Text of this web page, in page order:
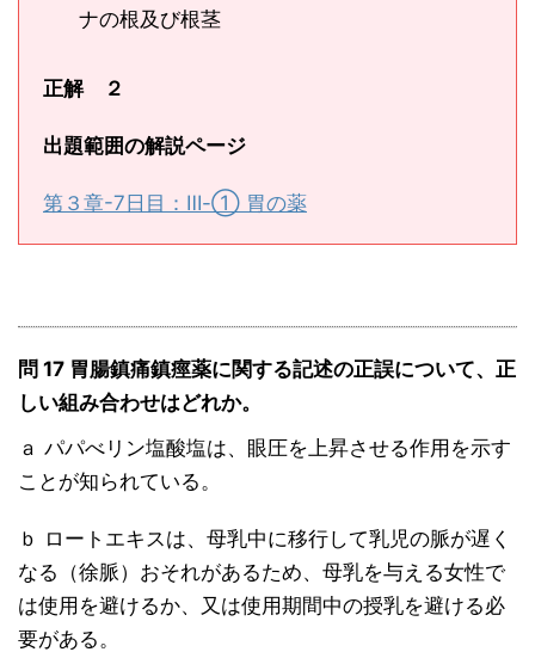
ナの根及び根茎
正解 ２
出題範囲の解説ページ
第３章-7日目：Ⅲ-① 胃の薬
問 17 胃腸鎮痛鎮痙薬に関する記述の正誤について、正
しい組み合わせはどれか。
ａ パパべリン塩酸塩は、眼圧を上昇させる作用を示す
ことが知られている。
ｂ ロートエキスは、母乳中に移行して乳児の脈が遅く
なる（徐脈）おそれがあるため、母乳を与える女性で
は使用を避けるか、又は使用期間中の授乳を避ける必
要がある。